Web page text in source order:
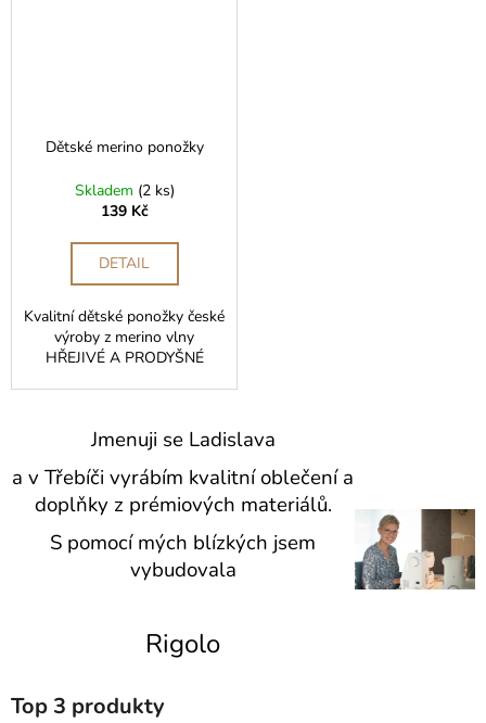
Dětské merino ponožky
Skladem (2 ks)
139 Kč
DETAIL
Kvalitní dětské ponožky české
výroby z merino vlny
HŘEJIVÉ A PRODYŠNÉ
Jmenuji se Ladislava
a v Třebíči vyrábím kvalitní oblečení a
doplňky z prémiových materiálů.
S pomocí mých blízkých jsem
vybudovala
Rigolo
Top 3 produkty
INKONTINENČNÍ
Kč